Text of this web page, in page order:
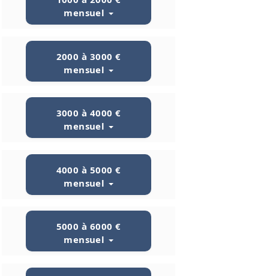
mensuel
2000 à 3000 €
mensuel
3000 à 4000 €
mensuel
4000 à 5000 €
mensuel
5000 à 6000 €
mensuel